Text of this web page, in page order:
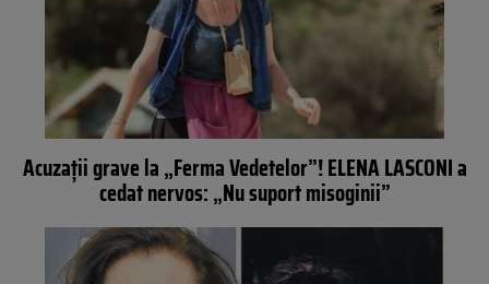
Acuzaţii grave la „Ferma Vedetelor”! ELENA LASCONI a
cedat nervos: „Nu suport misoginii”